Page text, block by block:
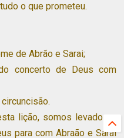
o que prometeu.
de Abrão e Sarai;
concerto de Deus com
lição, somos levados a
para com Abraão e Sarai